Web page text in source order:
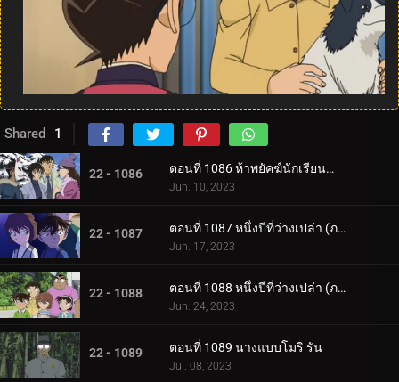
Shared 1
22 - 1086 ตอนที่ 1086 ห้าพยัคฆ์นักเรียนตำรวจ Wild Police Story CASE.มัตสึดะ จิมเปย์
Jun. 10, 2023
22 - 1087 ตอนที่ 1087 หนึ่งปีที่ว่างเปล่า (ภาคแรก)
Jun. 17, 2023
22 - 1088 ตอนที่ 1088 หนึ่งปีที่ว่างเปล่า (ภาคจบ)
Jun. 24, 2023
22 - 1089 ตอนที่ 1089 นางแบบโมริ รัน
Jul. 08, 2023